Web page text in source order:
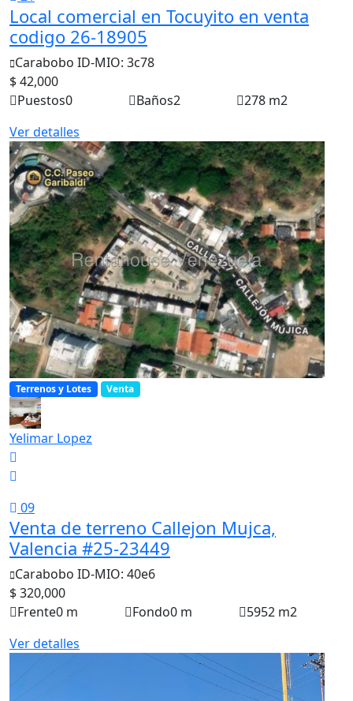
Local comercial en Tocuyito en venta
codigo 26-18905
Carabobo ID-MIO: 3c78
$ 42,000
Puestos0 Baños2
278 m2
Ver detalles
Terrenos y Lotes Venta
Yelimar Lopez
09
Venta de terreno Callejon Mujca,
Valencia #25-23449
Carabobo ID-MIO: 40e6
$ 320,000
Frente0 m Fondo0 m
5952 m2
Ver detalles